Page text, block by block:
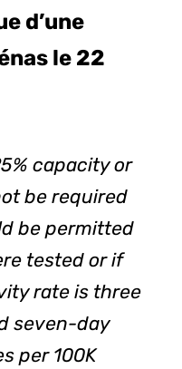
d’une
le 22
capacity or
be required
be permitted
tested or if
rate is three
seven-day
per 100K